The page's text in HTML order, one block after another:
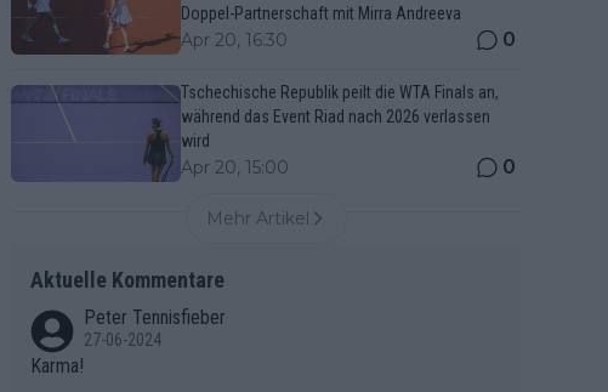
Doppel-Partnerschaft mit Mirra Andreeva
Apr 20, 16:30 0
Tschechische Republik peilt die WTA Finals an,
während das Event Riad nach 2026 verlassen
wird
Apr 20, 15:00 0
Mehr Artikel
Aktuelle Kommentare
Peter Tennisfieber
27-06-2024
Karma!